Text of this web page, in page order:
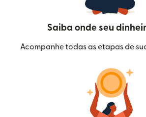
Saiba onde seu
Acompanhe todas as etapas de